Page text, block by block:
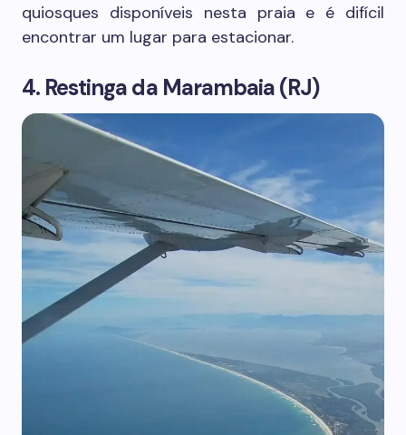
quiosques disponíveis nesta praia e é difícil
encontrar um lugar para estacionar.
4. Restinga da Marambaia (RJ)